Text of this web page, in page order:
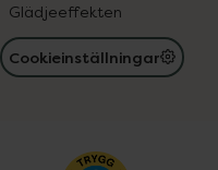
Glädjeeffekten
Cookieinställningar